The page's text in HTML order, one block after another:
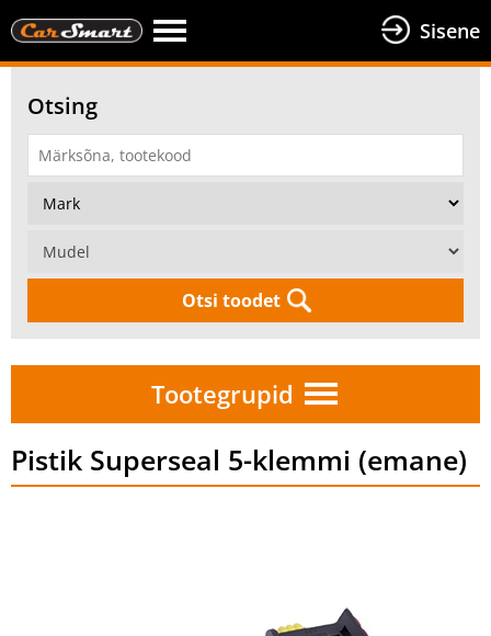
Sisene
Otsing
Otsi toodet
Tootegrupid
Pistik Superseal 5-klemmi (emane)